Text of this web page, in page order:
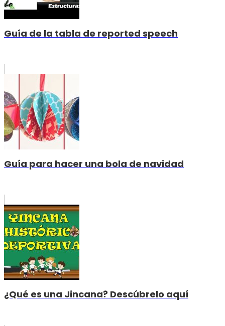
Guía de la tabla de reported speech
Guía para hacer una bola de navidad
¿Qué es una Jincana? Descúbrelo aquí